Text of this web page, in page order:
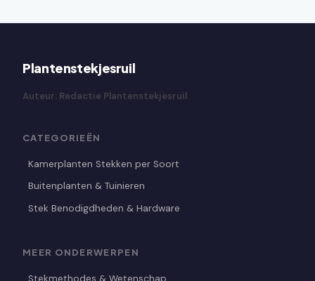
Plantenstekjesruil
Auteur: Redactie Plantenstekjesruil
CATEGORIEËN
Kamerplanten Stekken per Soort
Buitenplanten & Tuinieren
Stek Benodigdheden & Hardware
MEER ONDERWERPEN
Stekmethodes & Wetenschap